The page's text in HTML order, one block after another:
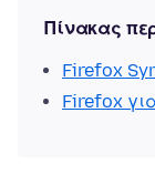
Πίνακας
Firefox
Firefox